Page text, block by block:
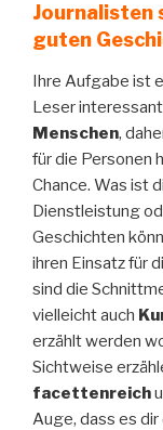
Journalisten
guten
Ihre Aufgabe ist
Leser
Menschen,
für die Personen
Chance. Was ist
Dienstleistung
Geschichten
ihren Einsatz für
sind die
vielleicht auch
erzählt werden
Sichtweise
facettenreich
Auge, dass es